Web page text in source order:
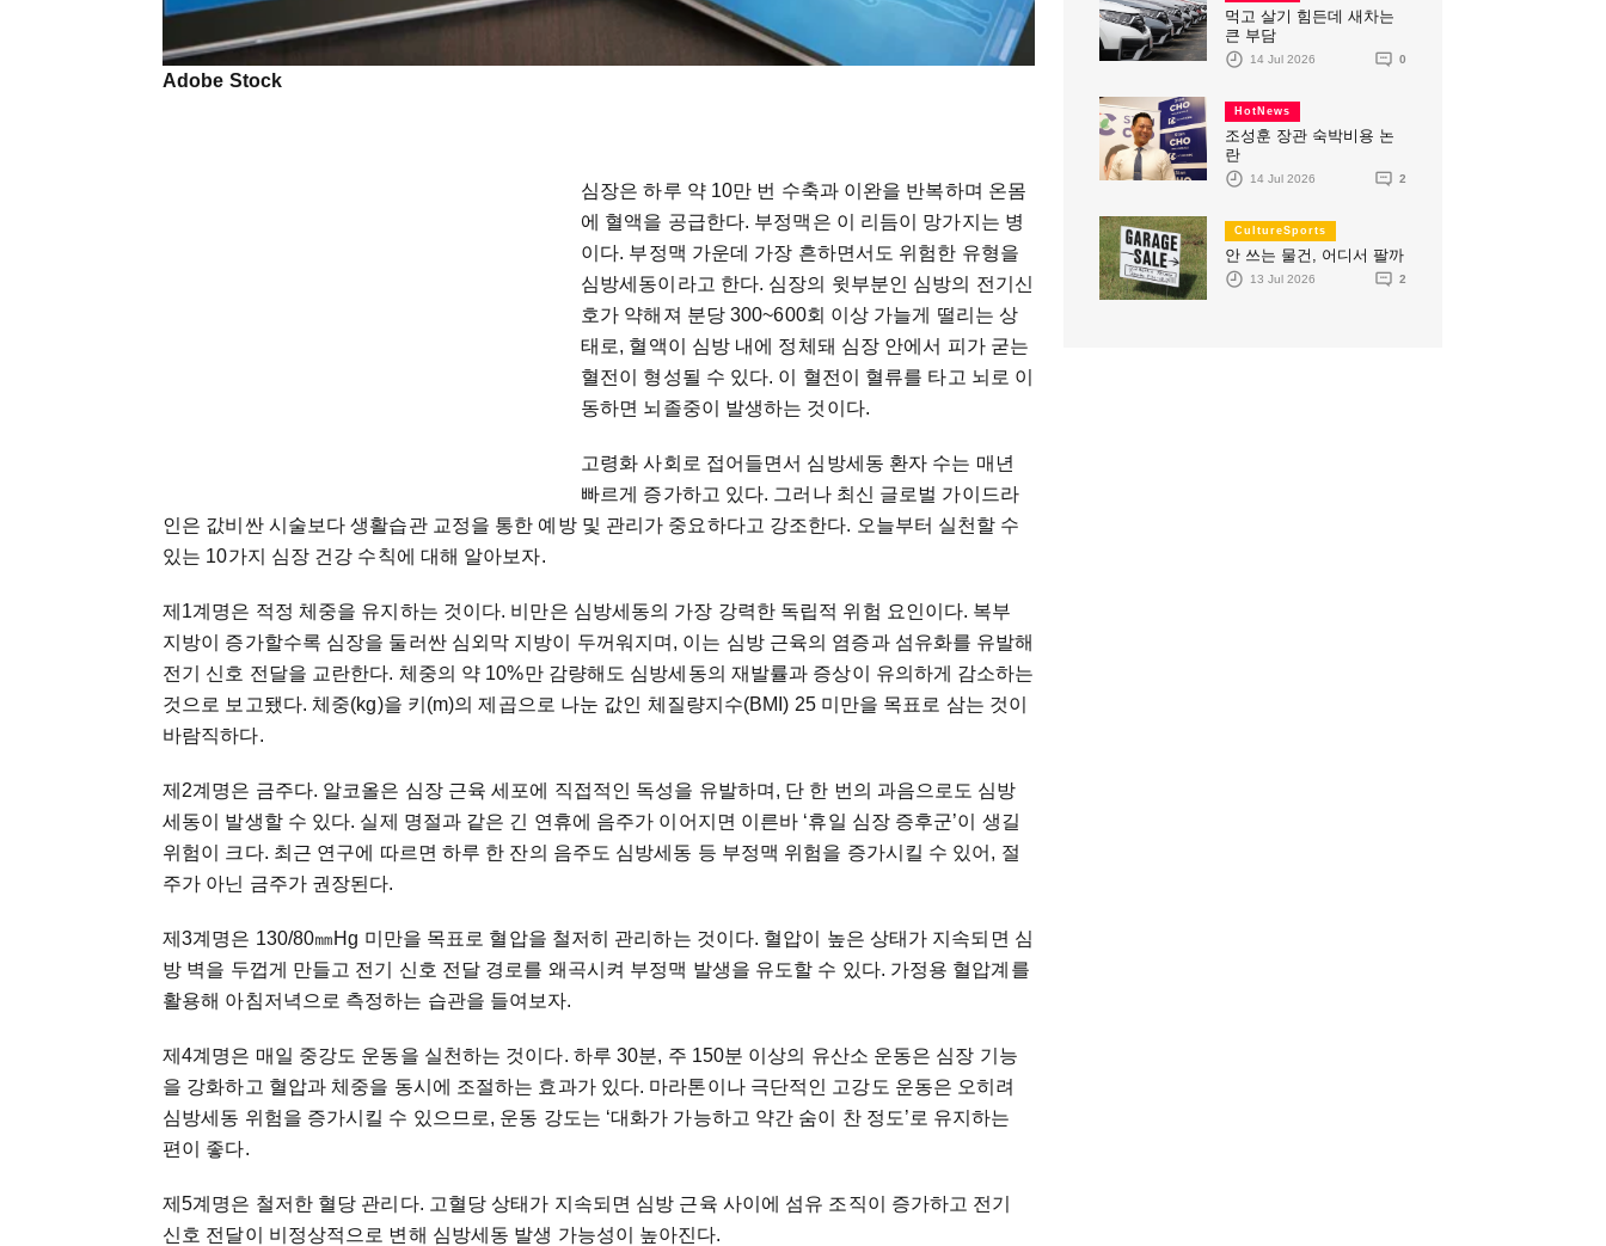
Adobe Stock
심장은 하루 약 10만 번 수축과 이완을 반복하며 온몸
에 혈액을 공급한다. 부정맥은 이 리듬이 망가지는 병
이다. 부정맥 가운데 가장 흔하면서도 위험한 유형을
심방세동이라고 한다. 심장의 윗부분인 심방의 전기신
호가 약해져 분당 300~600회 이상 가늘게 떨리는 상
태로, 혈액이 심방 내에 정체돼 심장 안에서 피가 굳는
혈전이 형성될 수 있다. 이 혈전이 혈류를 타고 뇌로 이
동하면 뇌졸중이 발생하는 것이다.
고령화 사회로 접어들면서 심방세동 환자 수는 매년
빠르게 증가하고 있다. 그러나 최신 글로벌 가이드라
인은 값비싼 시술보다 생활습관 교정을 통한 예방 및 관리가 중요하다고 강조한다. 오늘부터 실천할 수
있는 10가지 심장 건강 수칙에 대해 알아보자.
제1계명은 적정 체중을 유지하는 것이다. 비만은 심방세동의 가장 강력한 독립적 위험 요인이다. 복부
지방이 증가할수록 심장을 둘러싼 심외막 지방이 두꺼워지며, 이는 심방 근육의 염증과 섬유화를 유발해
전기 신호 전달을 교란한다. 체중의 약 10%만 감량해도 심방세동의 재발률과 증상이 유의하게 감소하는
것으로 보고됐다. 체중(kg)을 키(m)의 제곱으로 나눈 값인 체질량지수(BMI) 25 미만을 목표로 삼는 것이
바람직하다.
제2계명은 금주다. 알코올은 심장 근육 세포에 직접적인 독성을 유발하며, 단 한 번의 과음으로도 심방
세동이 발생할 수 있다. 실제 명절과 같은 긴 연휴에 음주가 이어지면 이른바 ‘휴일 심장 증후군’이 생길
위험이 크다. 최근 연구에 따르면 하루 한 잔의 음주도 심방세동 등 부정맥 위험을 증가시킬 수 있어, 절
주가 아닌 금주가 권장된다.
제3계명은 130/80㎜Hg 미만을 목표로 혈압을 철저히 관리하는 것이다. 혈압이 높은 상태가 지속되면 심
방 벽을 두껍게 만들고 전기 신호 전달 경로를 왜곡시켜 부정맥 발생을 유도할 수 있다. 가정용 혈압계를
활용해 아침저녁으로 측정하는 습관을 들여보자.
제4계명은 매일 중강도 운동을 실천하는 것이다. 하루 30분, 주 150분 이상의 유산소 운동은 심장 기능
을 강화하고 혈압과 체중을 동시에 조절하는 효과가 있다. 마라톤이나 극단적인 고강도 운동은 오히려
심방세동 위험을 증가시킬 수 있으므로, 운동 강도는 ‘대화가 가능하고 약간 숨이 찬 정도’로 유지하는
편이 좋다.
제5계명은 철저한 혈당 관리다. 고혈당 상태가 지속되면 심방 근육 사이에 섬유 조직이 증가하고 전기
신호 전달이 비정상적으로 변해 심방세동 발생 가능성이 높아진다.
먹고 살기 힘든데 새차는
큰 부담
14 Jul 2026 0
HotNews
조성훈 장관 숙박비용 논
란
14 Jul 2026 2
CultureSports
안 쓰는 물건, 어디서 팔까
13 Jul 2026 2